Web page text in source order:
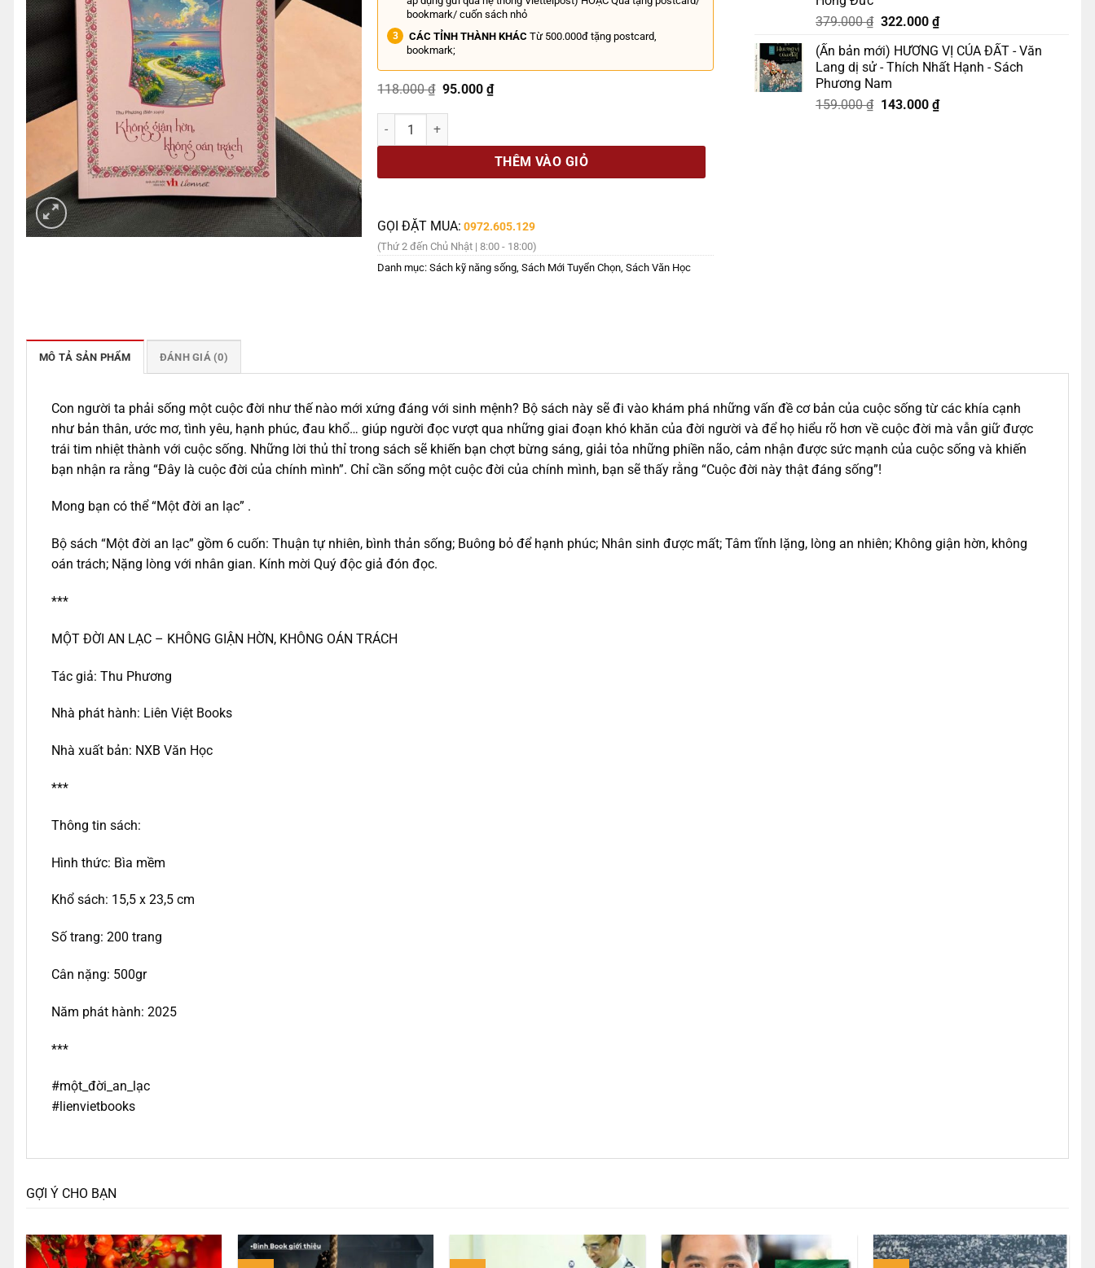
bookmark/ cuốn sách nhỏ
CÁC TỈNH THÀNH KHÁC Từ 500.000đ tặng postcard,
bookmark;
118.000₫ Giá
là:
95.000₫Giá
MỘT ĐỜI AN LẠC - KHÔNG GIẬN HỜN, KHÔNG OÁN TRÁCH – Thu Phương – Liên Việt Books - NXB Văn Học số lượng
THÊM VÀO GIỎ
GỌI ĐẶT MUA: 0972.605.129
(Thứ 2 đến Chủ Nhật | 8:00 - 18:00)
Danh mục:Sách kỹ năng sống,Sách Mới Tuyển Chọn,Sách Văn Học
379.000₫ Giá
là:
379.000 ₫.
322.000 ₫Giá
tại
là:
(Ấn bản mới) HƯƠNG VỊ CỦA ĐẤT - Văn
Lang dị sử - Thích Nhất Hạnh - Sách
Phương Nam
159.000₫ Giá
143.000 ₫Giá
MÔ TẢ SẢN PHẨM ĐÁNH GIÁ (0)
Con người ta phải sống một cuộc đời như thế nào mới xứng đáng với sinh mệnh? Bộ sách này sẽ đi vào khám phá những vấn đề cơ bản của cuộc sống từ các khía cạnh
như bản thân, ước mơ, tình yêu, hạnh phúc, đau khổ… giúp người đọc vượt qua những giai đoạn khó khăn của đời người và để họ hiểu rõ hơn về cuộc đời mà vẫn giữ được
trái tim nhiệt thành với cuộc sống. Những lời thủ thỉ trong sách sẽ khiến bạn chợt bừng sáng, giải tỏa những phiền não, cảm nhận được sức mạnh của cuộc sống và khiến
bạn nhận ra rằng “Đây là cuộc đời của chính mình”. Chỉ cần sống một cuộc đời của chính mình, bạn sẽ thấy rằng “Cuộc đời này thật đáng sống”!
Mong bạn có thể “Một đời an lạc” .
Bộ sách “Một đời an lạc” gồm 6 cuốn: Thuận tự nhiên, bình thản sống; Buông bỏ để hạnh phúc; Nhân sinh được mất; Tâm tĩnh lặng, lòng an nhiên; Không giận hờn, không
oán trách; Nặng lòng với nhân gian. Kính mời Quý độc giả đón đọc.
***
MỘT ĐỜI AN LẠC – KHÔNG GIẬN HỜN, KHÔNG OÁN TRÁCH
Tác giả: Thu Phương
Nhà phát hành: Liên Việt Books
Nhà xuất bản: NXB Văn Học
***
Thông tin sách:
Hình thức: Bìa mềm
Khổ sách: 15,5 x 23,5 cm
Số trang: 200 trang
Cân nặng: 500gr
Năm phát hành: 2025
***
#một_đời_an_lạc
#lienvietbooks
GỢI Ý CHO BẠN